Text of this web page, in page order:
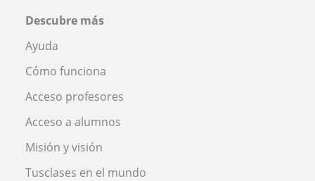
Descubre más
Ayuda
Cómo funciona
Acceso profesores
Acceso a alumnos
Misión y visión
Tusclases en el mundo